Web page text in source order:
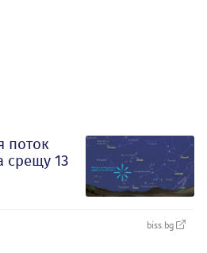
поток
срещу 13
biss.bg